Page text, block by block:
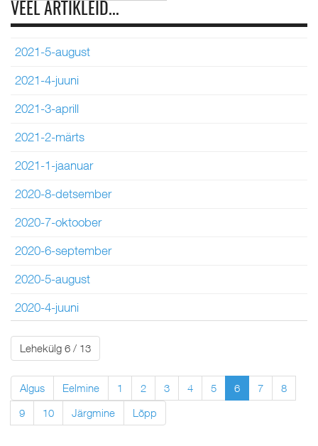
VEEL ARTIKLEID...
2021-5-august
2021-4-juuni
2021-3-aprill
2021-2-märts
2021-1-jaanuar
2020-8-detsember
2020-7-oktoober
2020-6-september
2020-5-august
2020-4-juuni
Lehekülg 6 / 13
Algus Eelmine 1 2 3 4 5 6 7
8
9
10 Järgmine Lõpp